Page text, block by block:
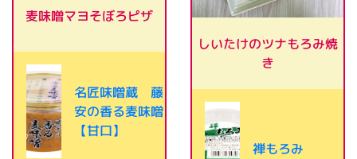
麦味噌マヨそぼろピザ
名匠味噌蔵 藤
安の香る麦味噌
【甘口】
しいたけのツナもろみ焼
き
禅もろみ